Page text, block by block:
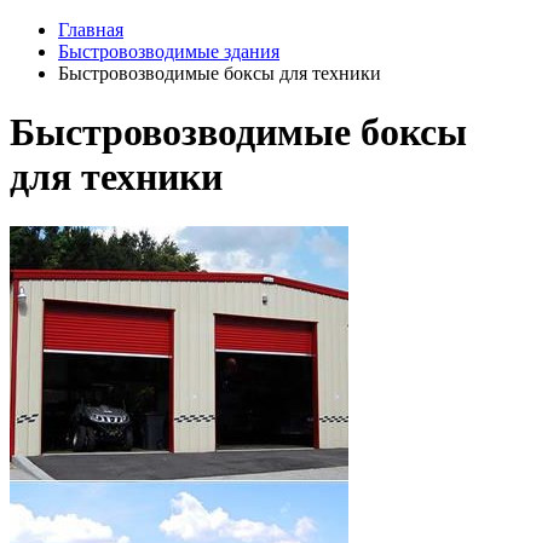
Главная
Быстровозводимые здания
Быстровозводимые боксы для техники
Быстровозводимые боксы
для техники